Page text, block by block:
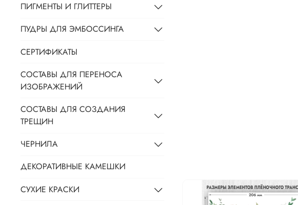
ПИГМЕНТЫ И ГЛИТТЕРЫ
ПУДРЫ ДЛЯ ЭМБОССИНГА
СЕРТИФИКАТЫ
СОСТАВЫ ДЛЯ ПЕРЕНОСА
ИЗОБРАЖЕНИЙ
СОСТАВЫ ДЛЯ СОЗДАНИЯ
ТРЕЩИН
ЧЕРНИЛА
ДЕКОРАТИВНЫЕ КАМЕШКИ
СУХИЕ КРАСКИ